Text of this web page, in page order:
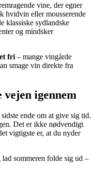
vine, der egner
hvidvin eller mousserende
klassiske sydlandske
og mindsker
fri – mange vingårde
smage vin direkte fra
vejen igennem
ende om at give sig tid.
Det er ikke nødvendigt
vigtigste er, at du nyder
sommeren folde sig ud –